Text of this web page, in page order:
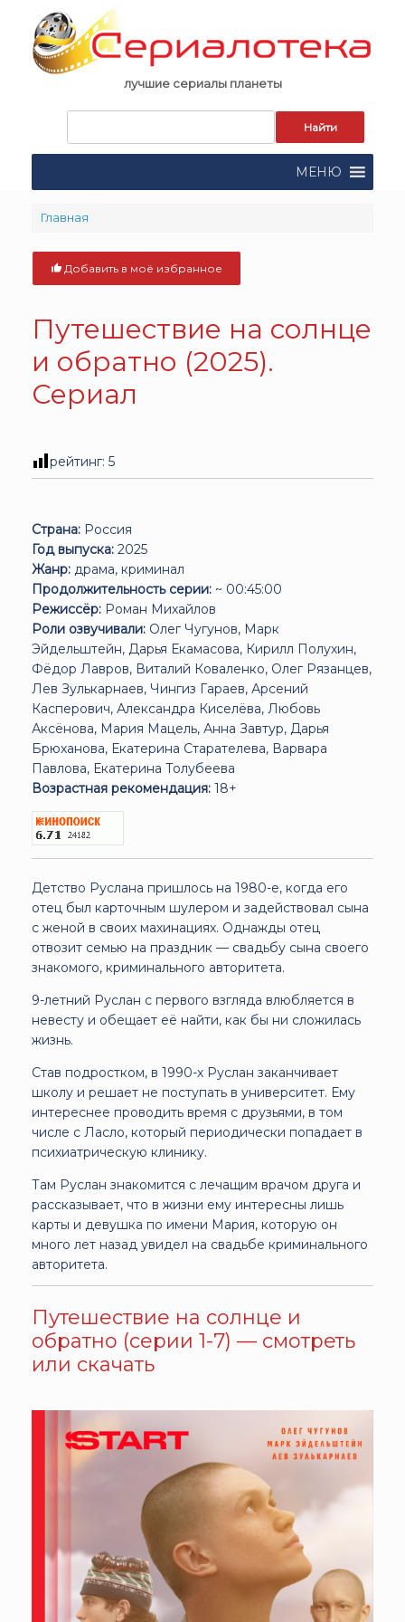
content
лучшие сериалы планеты
поиска:
МЕНЮ
Главная
Добавить в моё избранное
Путешествие на солнце
и обратно (2025).
Сериал
рейтинг: 5
Страна: Россия
Год выпуска: 2025
Жанр: драма, криминал
Продолжительность серии: ~ 00:45:00
Режиссёр: Роман Михайлов
Роли озвучивали: Олег Чугунов, Марк
Эйдельштейн, Дарья Екамасова, Кирилл Полухин,
Фёдор Лавров, Виталий Коваленко, Олег Рязанцев,
Лев Зулькарнаев, Чингиз Гараев, Арсений
Касперович, Александра Киселёва, Любовь
Аксёнова, Мария Мацель, Анна Завтур, Дарья
Брюханова, Екатерина Старателева, Варвара
Павлова, Екатерина Толубеева
Возрастная рекомендация: 18+
Детство Руслана пришлось на 1980-е, когда его
отец был карточным шулером и задействовал сына
с женой в своих махинациях. Однажды отец
отвозит семью на праздник — свадьбу сына своего
знакомого, криминального авторитета.
9-летний Руслан с первого взгляда влюбляется в
невесту и обещает её найти, как бы ни сложилась
жизнь.
Став подростком, в 1990-х Руслан заканчивает
школу и решает не поступать в университет. Ему
интереснее проводить время с друзьями, в том
числе с Ласло, который периодически попадает в
психиатрическую клинику.
Там Руслан знакомится с лечащим врачом друга и
рассказывает, что в жизни ему интересны лишь
карты и девушка по имени Мария, которую он
много лет назад увидел на свадьбе криминального
авторитета.
Путешествие на солнце и
обратно (серии 1-7) — смотреть
или скачать